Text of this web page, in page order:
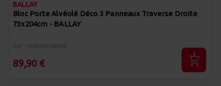
BALLAY
Bloc Porte Alvéolé Déco 3 Panneaux Traverse Droite
73x204cm - BALLAY
Réf : 3660568306296
89,90 €